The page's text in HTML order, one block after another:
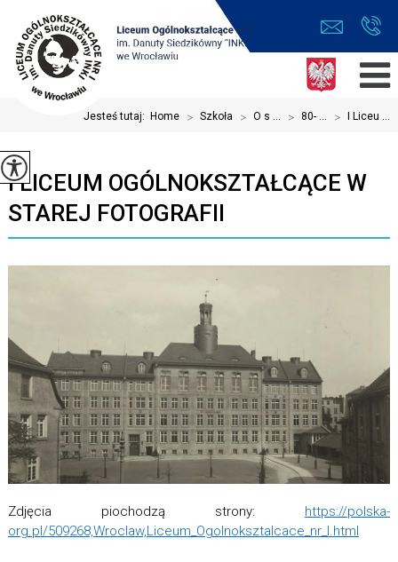
Jesteś tutaj: Home > Szkoła > O s ... > 80- ... > I Liceu ...
I LICEUM OGÓLNOKSZTAŁCĄCE W
STAREJ FOTOGRAFII
Zdjęcia piochodzą strony: https://polska-
org.pl/509268,Wroclaw,Liceum_Ogolnoksztalcace_nr_I.html